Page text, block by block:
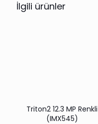
İlgili ürünler
Triton2 12.3 MP Renkli
(IMX545)